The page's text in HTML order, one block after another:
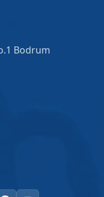
Bodrum